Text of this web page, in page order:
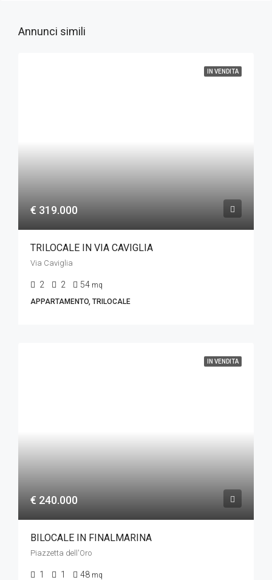
Annunci simili
IN VENDITA
€ 319.000
TRILOCALE IN VIA CAVIGLIA
Via Caviglia
2 2 54 mq
APPARTAMENTO, TRILOCALE
IN VENDITA
€ 240.000
BILOCALE IN FINALMARINA
Piazzetta dell'Oro
1 1 48 mq